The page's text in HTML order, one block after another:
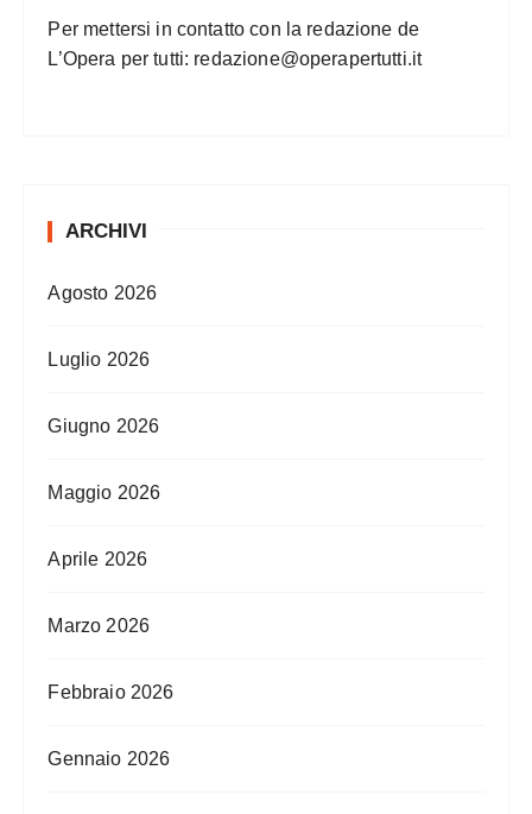
Per mettersi in contatto con la redazione de
L’Opera per tutti: redazione@operapertutti.it
ARCHIVI
Agosto 2026
Luglio 2026
Giugno 2026
Maggio 2026
Aprile 2026
Marzo 2026
Febbraio 2026
Gennaio 2026